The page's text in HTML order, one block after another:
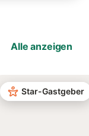
Alle anzeigen
Star-Gastgeber